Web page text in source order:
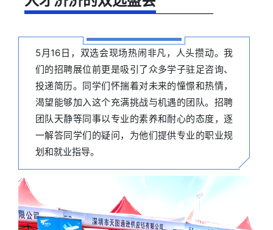
5月16日，双选会现场热闹非凡，人头攒动。我
们的招聘展位前更是吸引了众多学子驻足咨询、
投递简历。同学们怀揣着对未来的憧憬和热情，
渴望能够加入这个充满挑战与机遇的团队。招聘
团队天静等同事以专业的素养和耐心的态度，逐
一解答同学们的疑问，为他们提供专业的职业规
划和就业指导。